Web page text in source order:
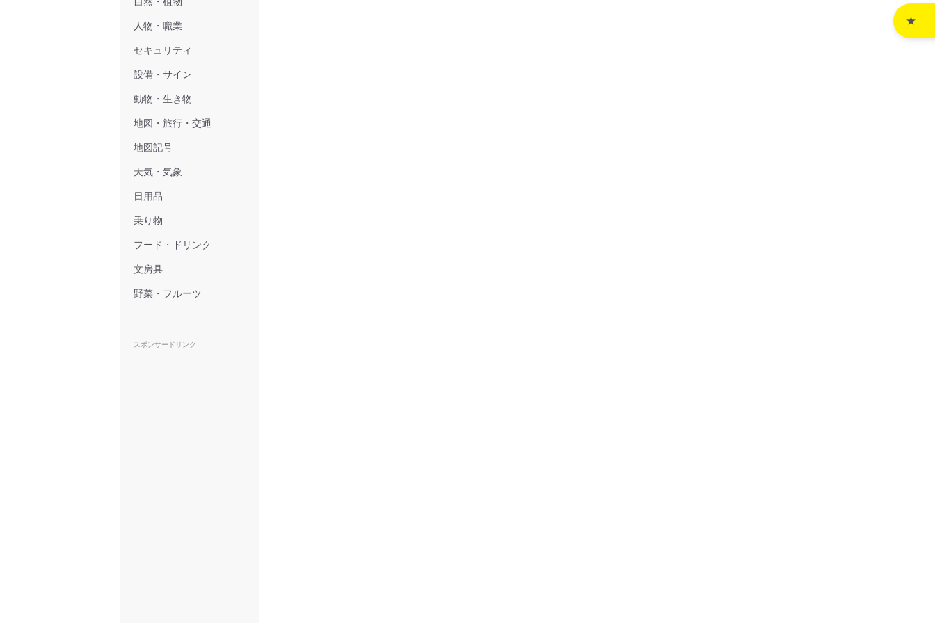
人物・職業
セキュリティ
設備・サイン
動物・生き物
地図・旅行・交通
地図記号
天気・気象
日用品
乗り物
フード・ドリンク
文房具
野菜・フルーツ
スポンサードリンク